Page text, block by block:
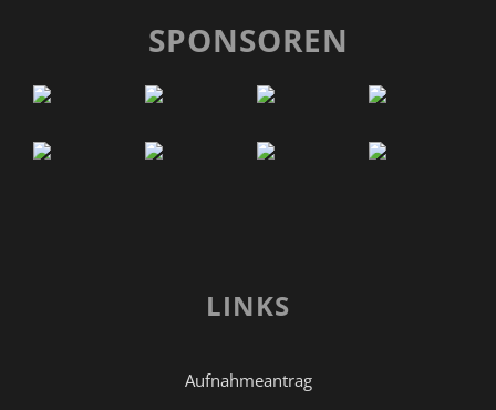
SPONSOREN
LINKS
Aufnahmeantrag